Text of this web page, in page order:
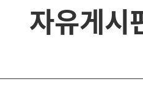
자유게시